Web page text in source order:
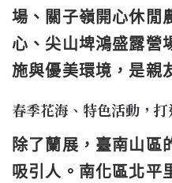
場、關子嶺開心休閒
心、尖山埤鴻盛露營
施與優美環境，是親
春季花海、特色活動，
除了蘭展，臺南山區
吸引人。南化區北平